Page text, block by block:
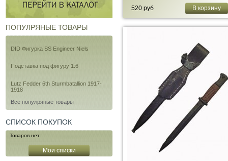
ПОПУЛРЯНЫЕ ТОВАРЫ
DID Фигурка SS Engineer Niels
Подставка под фигуру 1:6
Lutz Fedder 6th Sturmbatallion 1917-
1918
Все популряные товары
СПИСОК ПОКУПОК
Товаров нет
Мои списки
520 руб В корзину